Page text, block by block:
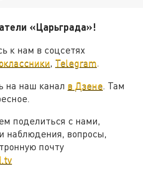
«Царьграда»!
к нам в соцсетях
, Telegram.
на наш канал в Дзене. Там
поделиться с нами,
наблюдения, вопросы,
почту